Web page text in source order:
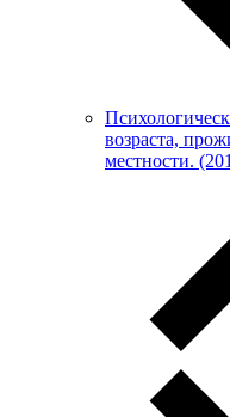
возраста,
местности.